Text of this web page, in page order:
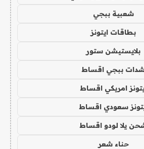
شعبية ببجي
بطاقات ايتونز
بلايستيشن ستور
ببجي اقساط
امريكي اقساط
سعودي اقساط
يلا لودو اقساط
حناء شعر